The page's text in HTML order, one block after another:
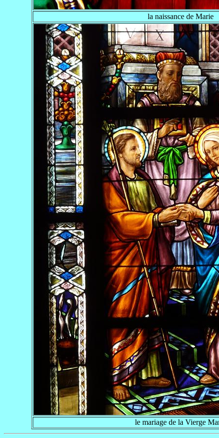
la naissance de Marie
le mariage de la Vierge